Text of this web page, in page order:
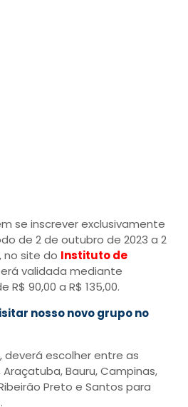
se inscrever exclusivamente
de 2 de outubro de 2023 a 2
no site do Instituto de
validada mediante
90,00 a R$ 135,00.
nosso novo grupo no
deverá escolher entre as
Bauru, Campinas,
Preto e Santos para